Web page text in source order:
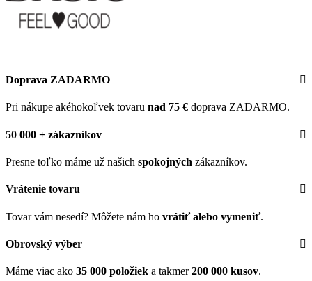
Doprava ZADARMO
Pri nákupe akéhokoľvek tovaru nad 75 € doprava ZADARMO.
50 000 + zákazníkov
Presne toľko máme už našich spokojných zákazníkov.
Vrátenie tovaru
Tovar vám nesedí? Môžete nám ho vrátiť alebo vymeniť.
Obrovský výber
Máme viac ako 35 000 položiek a takmer200 000 kusov.